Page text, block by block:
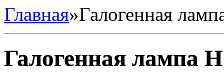
Главная»Галогенная
Галогенная лампа